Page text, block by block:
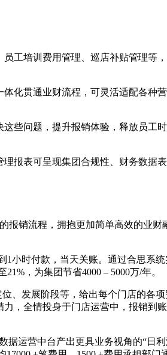
工培训费用管理、巡店补贴管理等
化贯通业财流程，可灵活适配各种
些问题，提升报销体验，释放员工
报表可呈现集团合规性、财务数据
报销流程，拥抱更加简单高效的业财
1小时付款，当天关账。通过合思系
，为集团节省4000 – 5000万/年。
、发展阶段等，给出每个门店的各
，全情投身于门店运营中，报销到账
运营中台产出更具业务视角的“日